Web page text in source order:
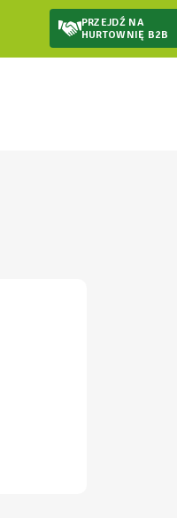
PRZEJDŹ NA
HURTOWNIĘ B2B